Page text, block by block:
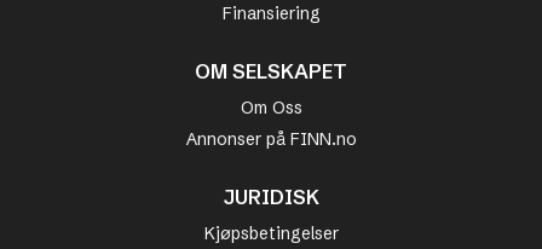
Finansiering
OM SELSKAPET
Om Oss
Annonser på FINN.no
JURIDISK
Kjøpsbetingelser